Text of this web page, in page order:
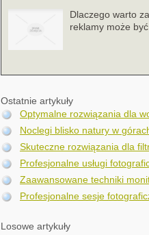
Dlaczego warto
reklamy może
Ostatnie artykuły
Optymalne rozwiązania dla
Noclegi blisko natury w
Skuteczne rozwiązania dla
Profesjonalne usługi
Zaawansowane techniki
Profesjonalne sesje
Losowe artykuły